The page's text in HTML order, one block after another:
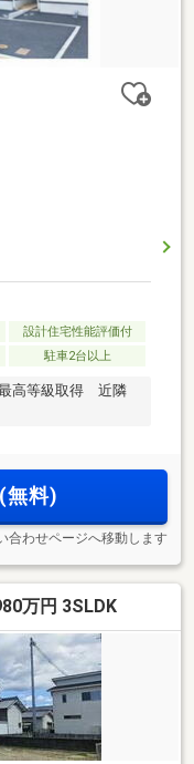
設計住宅性能評価付
駐車2台以上
高等級取得 近隣
無料)
合わせページへ移動します
万円 3SLDK